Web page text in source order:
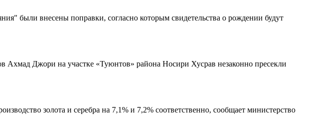
были внесены поправки, согласно которым свидетельства о рождении будут
Джори на участке «Туюнтов» района Носири Хусрав незаконно пресекли
золота и серебра на 7,1% и 7,2% соответственно, сообщает министерство